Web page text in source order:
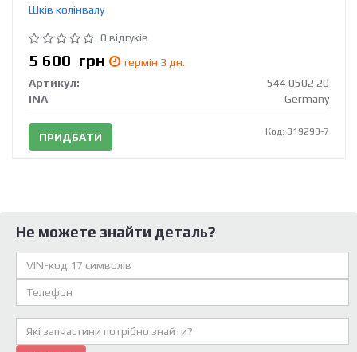
Шків колінвалу
0 відгуків
5 600 грн
термін 3 дн.
Артикул:
544 0502 20
INA
Germany
ПРИДБАТИ Код: 319293-7
Не можете знайти деталь?